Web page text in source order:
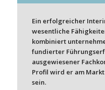
Ein erfolgreicher
wesentliche
kombiniert
fundierter
ausgewiesener
Profil wird er am
sein.